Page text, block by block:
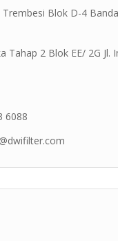
Blok D-4
Tahap 2 Blok EE/ 2G
6088